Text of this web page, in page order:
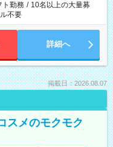
ト勤務 / 10名以上の大量募
不要
詳細へ
掲載日：2026.08.07
スメのモクモク